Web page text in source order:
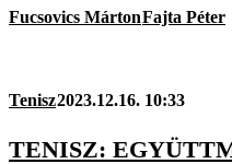
Fucsovics MártonFajta Péter
Tenisz2023.12.16. 10:33
TENISZ: